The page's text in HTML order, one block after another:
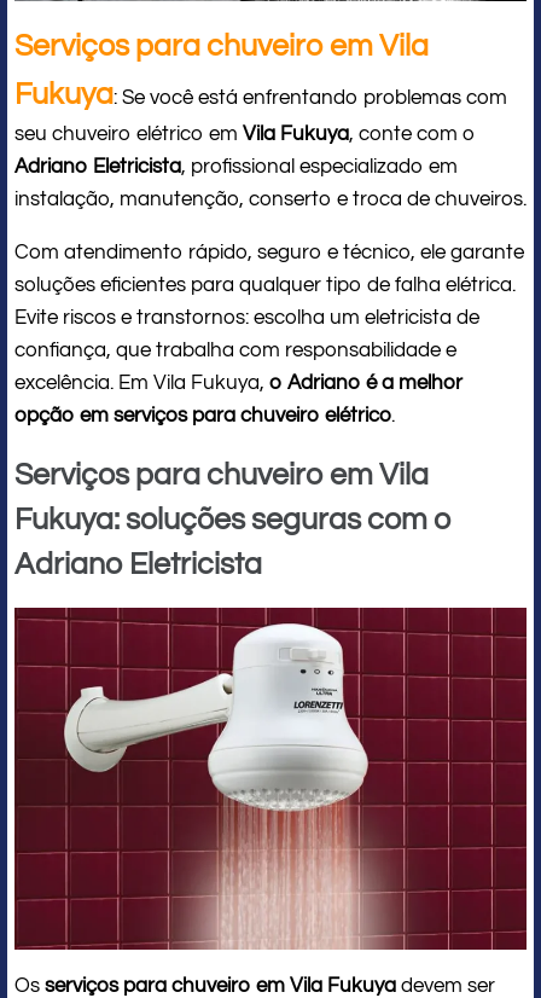
Serviços para chuveiro em Vila
Fukuya: Se você está enfrentando problemas com
seu chuveiro elétrico em Vila Fukuya, conte com o
Adriano Eletricista, profissional especializado em
instalação, manutenção, conserto e troca de chuveiros.
Com atendimento rápido, seguro e técnico, ele garante
soluções eficientes para qualquer tipo de falha elétrica.
Evite riscos e transtornos: escolha um eletricista de
confiança, que trabalha com responsabilidade e
excelência. Em Vila Fukuya, o Adriano é a melhor
opção em serviços para chuveiro elétrico.
Serviços para chuveiro em Vila
Fukuya: soluções seguras com o
Adriano Eletricista
Os serviços para chuveiro em Vila Fukuya devem ser